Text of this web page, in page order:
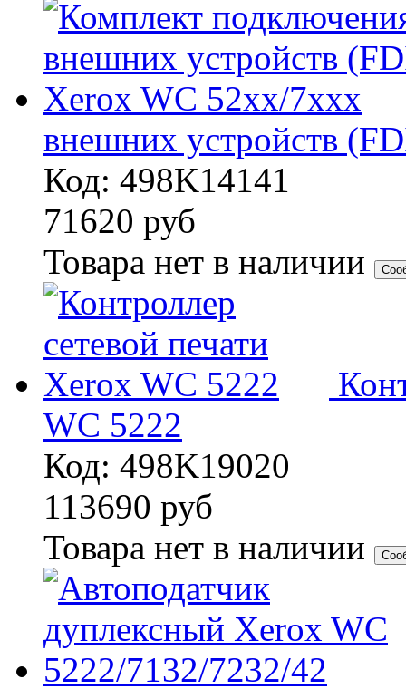
внешних устройств
Код: 498K14141
71620 руб
Товара нет в наличии
WC 5222
Код: 498K19020
113690 руб
Товара нет в наличии